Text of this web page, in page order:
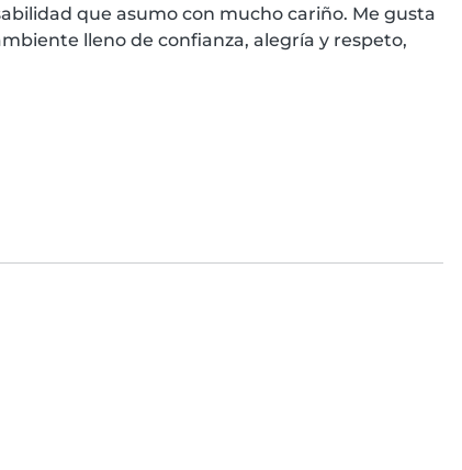
que asumo con mucho cariño. Me gusta
lleno de confianza, alegría y respeto,